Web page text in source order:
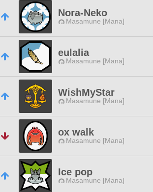
Nora-Neko
Masamune [Mana]
eulalia
Masamune [Mana]
WishMyStar
Masamune [Mana]
ox walk
Masamune [Mana]
Ice pop
Masamune [Mana]